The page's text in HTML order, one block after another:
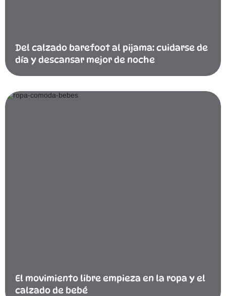
Del calzado barefoot al pijama: cuidarse de
día y descansar mejor de noche
El movimiento libre empieza en la ropa y el
calzado de bebé